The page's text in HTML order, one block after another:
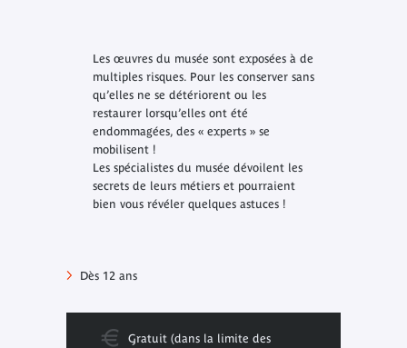
Les œuvres du musée sont exposées à de
multiples risques. Pour les conserver sans
qu’elles ne se détériorent ou les
restaurer lorsqu’elles ont été
endommagées, des « experts » se
mobilisent !
Les spécialistes du musée dévoilent les
secrets de leurs métiers et pourraient
bien vous révéler quelques astuces !
Dès 12 ans
Gratuit (dans la limite des